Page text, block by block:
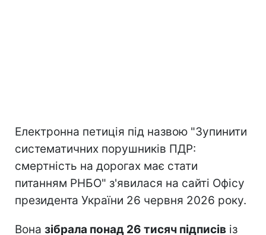
Електронна петиція під назвою "Зупинити
систематичних порушників ПДР:
смертність на дорогах має стати
питанням РНБО" з'явилася на сайті Офісу
президента України 26 червня 2026 року.
Вона зібрала понад 26 тисяч підписів із